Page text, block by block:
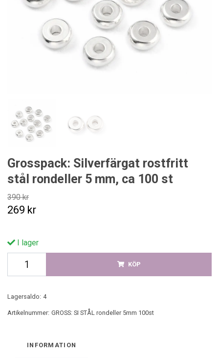
Grosspack: Silverfärgat rostfritt
stål rondeller 5 mm, ca 100 st
390 kr
269 kr
I lager
KÖP
Lagersaldo: 4
Artikelnummer: GROSS: SI STÅL rondeller 5mm 100st
INFORMATION